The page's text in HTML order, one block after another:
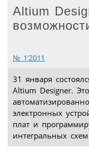
Altium
№ 1’2011
31 января
Altium Designer.
электронных
плат и
интегральных